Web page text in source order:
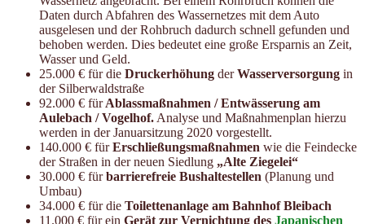
Daten durch Abfahren des Wassernetzes mit dem Auto
ausgelesen und der Rohbruch dadurch schnell gefunden und
behoben werden. Dies bedeutet eine große Ersparnis an Zeit,
Wasser und Geld.
25.000 € für die Druckerhöhung derWasserversorgung in
der Silberwaldstraße
92.000 € fürAblassmaßnahmen / Entwässerung am
Aulebach / Vogelhof. Analyse und Maßnahmenplan hierzu
werden in der Januarsitzung 2020 vorgestellt.
140.000 € fürErschließungsmaßnahmen wie die Feindecke
der Straßen in der neuen Siedlung „Alte Ziegelei“
30.000 € fürbarrierefreie Bushaltestellen (Planung und
Umbau)
34.000 € für die Toilettenanlage am Bahnhof Bleibach
11.000 € für ein Gerät zur Vernichtung des Japanischen